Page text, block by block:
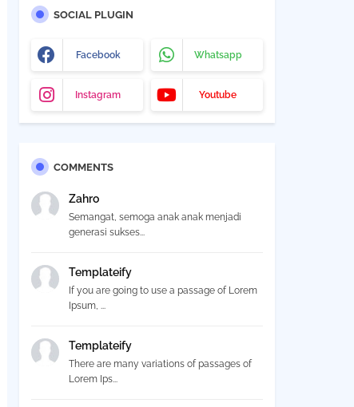
SOCIAL PLUGIN
Facebook Whatsapp
Instagram Youtube
COMMENTS
Zahro
Semangat, semoga anak anak menjadi
generasi sukses...
Templateify
If you are going to use a passage of Lorem
Ipsum, ...
Templateify
There are many variations of passages of
Lorem Ips...